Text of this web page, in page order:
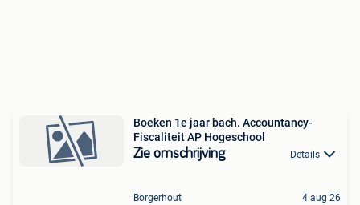
Boeken 1e jaar bach. Accountancy-
Fiscaliteit AP Hogeschool
Zie omschrijving Details
Borgerhout 4 aug 26